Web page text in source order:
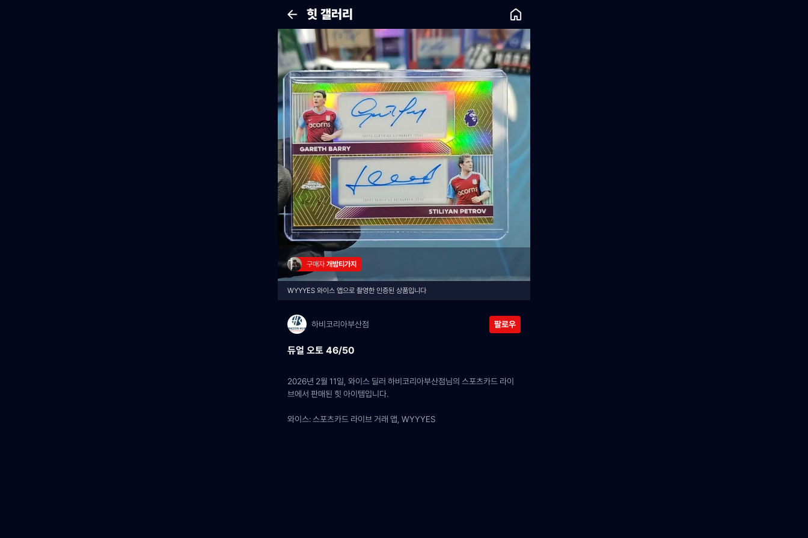
힛 갤러리
구매자 개밤티가지
WYYYES 와이스 앱으로 촬영한 인증된 상품입니다
하비코리아부산점 팔로우
듀얼 오토 46/50
2026년 2월 11일, 와이스 딜러 하비코리아부산점님의 스포츠카드 라이
브에서 판매된 힛 아이템입니다.
와이스: 스포츠카드 라이브 거래 앱, WYYYES